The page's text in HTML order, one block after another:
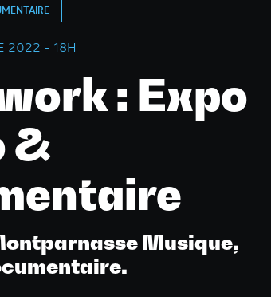
2022 - 18H
: Expo
&
Musique,